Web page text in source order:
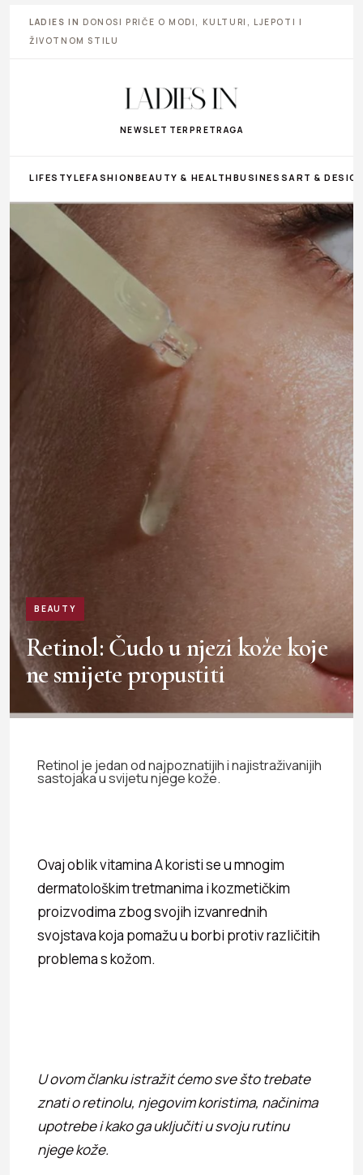
LADIES IN DONOSI PRIČE O MODI, KULTURI, LJEPOTI I
ŽIVOTNOM STILU
NEWSLETTER PRETRAGA
LIFESTYLEFASHIONBEAUTY & HEALTHBUSINESS ART &
BEAUTY
Retinol: Čudo u njezi kože koje
ne smijete propustiti
Retinol je jedan od najpoznatijih i najistraživanijih
sastojaka u svijetu njege kože.
Ovaj oblik vitamina A koristi se u mnogim
dermatološkim tretmanima i kozmetičkim
proizvodima zbog svojih izvanrednih
svojstava koja pomažu u borbi protiv različitih
problema s kožom.
U ovom članku istražit ćemo sve što trebate
znati o retinolu, njegovim koristima, načinima
upotrebe i kako ga uključiti u svoju rutinu
njege kože.